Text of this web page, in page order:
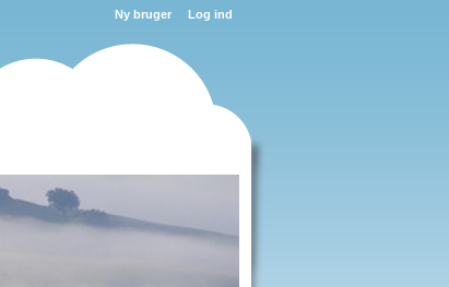
Ny bruger Log ind